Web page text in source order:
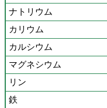
ナトリウム
カリウム
カルシウム
マグネシウム
リン
鉄